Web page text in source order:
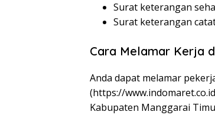
Surat keterangan
Surat keterangan
Cara Melamar Kerja
Anda dapat melamar
(https://
Kabupaten Manggarai